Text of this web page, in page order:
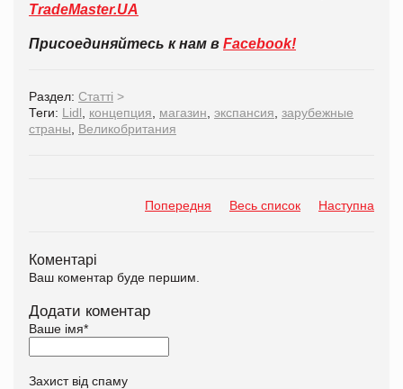
TradeMaster.UA
Присоединяйтесь к нам в Facebook!
Раздел: Статті >
Теги: Lidl концепция магазин экспансия зарубежные
страны
Великобритания
Попередня Весь список Наступна
Коментарі
Ваш коментар буде першим.
Додати коментар
Ваше імя*
Захист від спаму